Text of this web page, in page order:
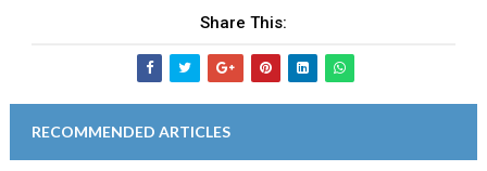
Share This:
RECOMMENDED ARTICLES